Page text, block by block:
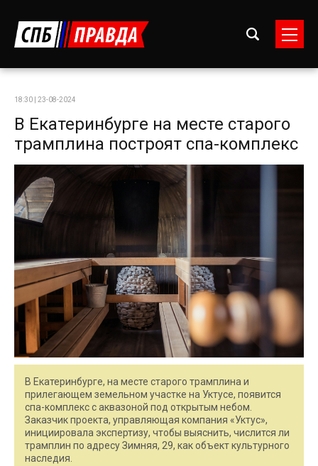
18:30 | 23-08-2024
В Екатеринбурге на месте старого
трамплина построят спа-комплекс
В Екатеринбурге, на месте старого трамплина и
прилегающем земельном участке на Уктусе, появится
спа-комплекс с аквазоной под открытым небом.
Заказчик проекта, управляющая компания «Уктус»,
инициировала экспертизу, чтобы выяснить, числится ли
трамплин по адресу Зимняя, 29, как объект культурного
наследия.